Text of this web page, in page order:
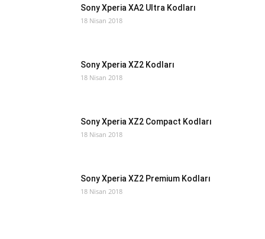
Sony Xperia XA2 Ultra Kodları
18 Nisan 2018
Sony Xperia XZ2 Kodları
18 Nisan 2018
Sony Xperia XZ2 Compact Kodları
18 Nisan 2018
Sony Xperia XZ2 Premium Kodları
18 Nisan 2018